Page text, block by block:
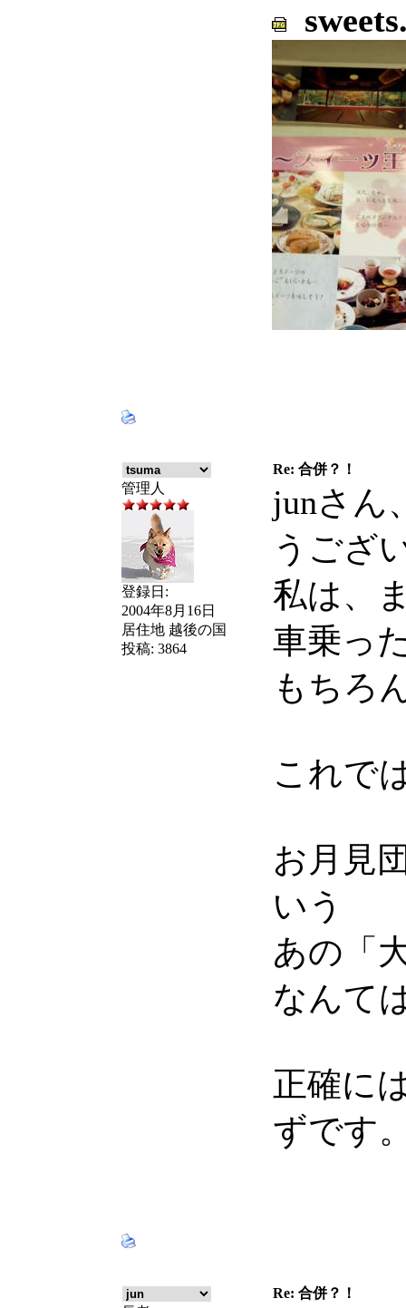
Re: 合併？！
管理人
登録日:
2004年8月16日
居住地 越後の国
投稿: 3864
junさん
うござ
私は、
車乗っ
もちろ
これで
お月見
いう
あの「
なんて
正確に
ずです
Re: 合併？！